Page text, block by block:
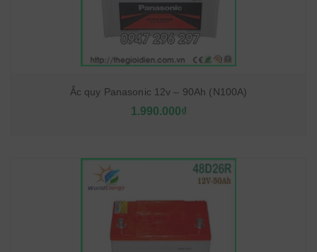
Ắc quy Panasonic 12v – 90Ah (N100A)
1.990.000₫